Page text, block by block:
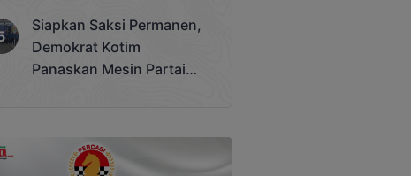
Siapkan Saksi Permanen,
Demokrat Kotim
Panaskan Mesin Partai